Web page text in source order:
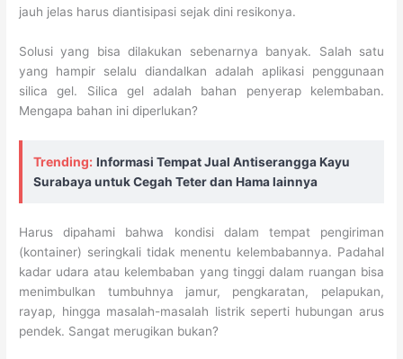
jauh jelas harus diantisipasi sejak dini resikonya.
Solusi yang bisa dilakukan sebenarnya banyak. Salah satu
yang hampir selalu diandalkan adalah aplikasi penggunaan
silica gel. Silica gel adalah bahan penyerap kelembaban.
Mengapa bahan ini diperlukan?
Trending: Informasi Tempat Jual Antiserangga Kayu
Surabaya untuk Cegah Teter dan Hama lainnya
Harus dipahami bahwa kondisi dalam tempat pengiriman
(kontainer) seringkali tidak menentu kelembabannya. Padahal
kadar udara atau kelembaban yang tinggi dalam ruangan bisa
menimbulkan tumbuhnya jamur, pengkaratan, pelapukan,
rayap, hingga masalah-masalah listrik seperti hubungan arus
pendek. Sangat merugikan bukan?